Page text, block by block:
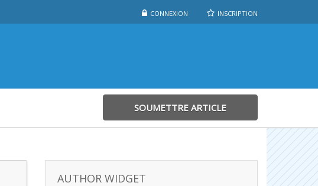
CONNEXION INSCRIPTION
SOUMETTRE ARTICLE
AUTHOR WIDGET